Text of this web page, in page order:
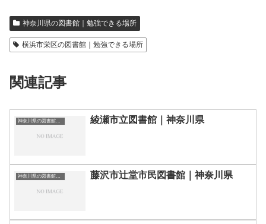
神奈川県の図書館｜勉強できる場所
横浜市栄区の図書館｜勉強できる場所
関連記事
神奈川県の図書館｜勉強できる場所 綾瀬市立図書館｜神奈川県
神奈川県の図書館｜勉強できる場所 藤沢市辻堂市民図書館｜神奈川県